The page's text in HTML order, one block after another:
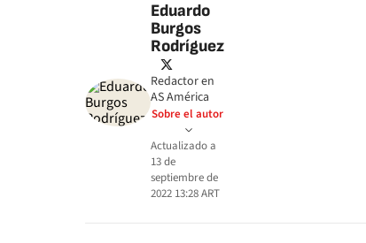
Eduardo
Burgos
Rodríguez
twitter
Redactor en
AS América
Sobre el autor
Actualizado a
13 de
septiembre de
2022 13:28ART